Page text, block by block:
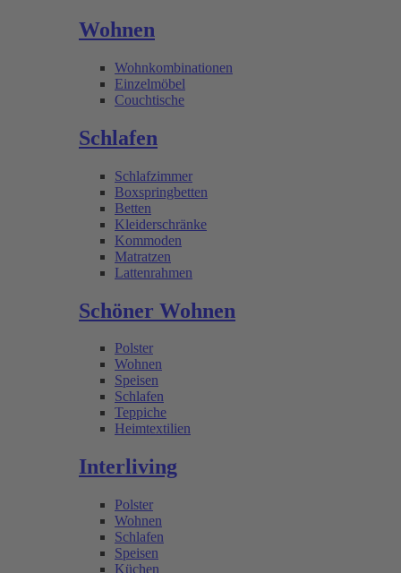
Wohnen
Wohnkombinationen
Einzelmöbel
Couchtische
Schlafen
Schlafzimmer
Boxspringbetten
Betten
Kleiderschränke
Kommoden
Matratzen
Lattenrahmen
Schöner Wohnen
Polster
Wohnen
Speisen
Schlafen
Teppiche
Heimtextilien
Interliving
Polster
Wohnen
Schlafen
Speisen
Küchen